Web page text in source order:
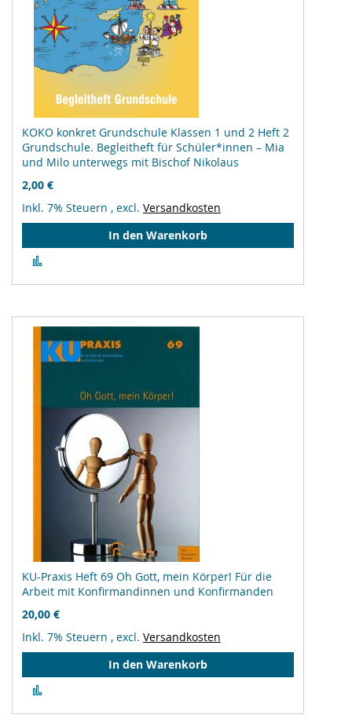
KOKO konkret Grundschule Klassen 1 und 2 Heft 2
Grundschule. Begleitheft für Schüler*innen – Mia
und Milo unterwegs mit Bischof Nikolaus
2,00 €
Inkl. 7% Steuern , excl. Versandkosten
In den Warenkorb
hinzufügen
KU-Praxis Heft 69 Oh Gott, mein Körper! Für die
Arbeit mit Konfirmandinnen und Konfirmanden
20,00 €
Inkl. 7% Steuern , excl. Versandkosten
In den Warenkorb
hinzufügen